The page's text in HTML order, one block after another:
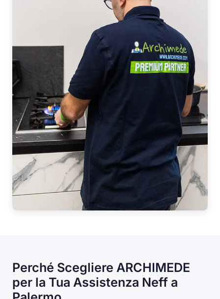
Perché Scegliere ARCHIMEDE
per la Tua Assistenza Neff a